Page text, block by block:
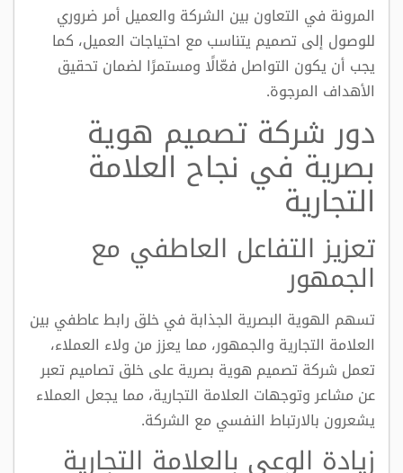
المرونة في التعاون بين الشركة والعميل أمر ضروري
للوصول إلى تصميم يتناسب مع احتياجات العميل، كما
يجب أن يكون التواصل فعّالًا ومستمرًا لضمان تحقيق
الأهداف المرجوة.
دور شركة تصميم هوية
بصرية في نجاح العلامة
التجارية
تعزيز التفاعل العاطفي مع
الجمهور
تسهم الهوية البصرية الجذابة في خلق رابط عاطفي بين
العلامة التجارية والجمهور، مما يعزز من ولاء العملاء،
تعمل شركة تصميم هوية بصرية على خلق تصاميم تعبر
عن مشاعر وتوجهات العلامة التجارية، مما يجعل العملاء
يشعرون بالارتباط النفسي مع الشركة.
زيادة الوعي بالعلامة التجارية